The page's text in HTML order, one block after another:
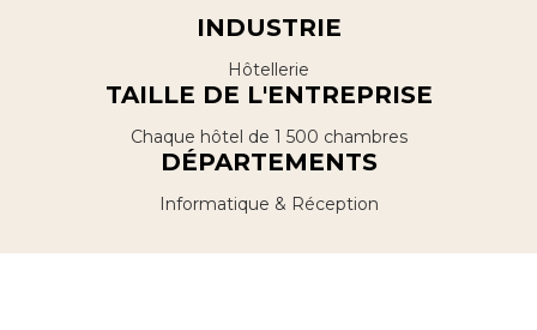
INDUSTRIE
Hôtellerie
TAILLE DE L'ENTREPRISE
Chaque hôtel de 1 500 chambres
DÉPARTEMENTS
Informatique & Réception